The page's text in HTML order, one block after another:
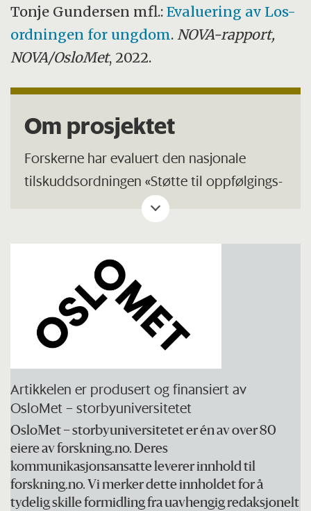
Tonje Gundersen mfl.:Evaluering av Los-
ordningen for ungdom.NOVA-rapport,
NOVA/OsloMet, 2022.
Om prosjektet
Forskerne har evaluert den nasjonale
tilskuddsordningen «Støtte til oppfølgings-
og losfunksjoner for ungdom», som
kommuner og bydeler kan søke på.
Målgruppen for losfunksjonen er vid og
omfatter ungdom i aldersgruppen 12–24 år,
og det er opp til kommunene som søker
om tilskudd å definere eller avgrense
målgruppen.
Artikkelen er produsert og finansiert av
OsloMet – storbyuniversitetet
OsloMet – storbyuniversitetet er én av over 80
eiere av forskning.no. Deres
kommunikasjonsansatte leverer innhold til
forskning.no. Vi merker dette innholdet for å
tydelig skille formidling fra uavhengig redaksjonelt